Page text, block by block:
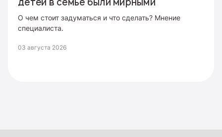
детей в семье были мирными
О чем стоит задуматься и что сделать? Мнение
специалиста.
03 августа 2026